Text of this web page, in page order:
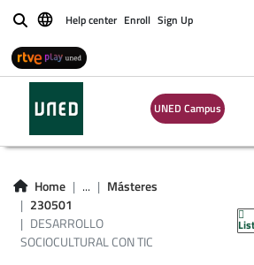
BuscarHelp center Enroll Sign Up
UNED Campus
Home ...
Másteres
230501
DESARROLLO
SOCIOCULTURAL CON TIC
CON TIC